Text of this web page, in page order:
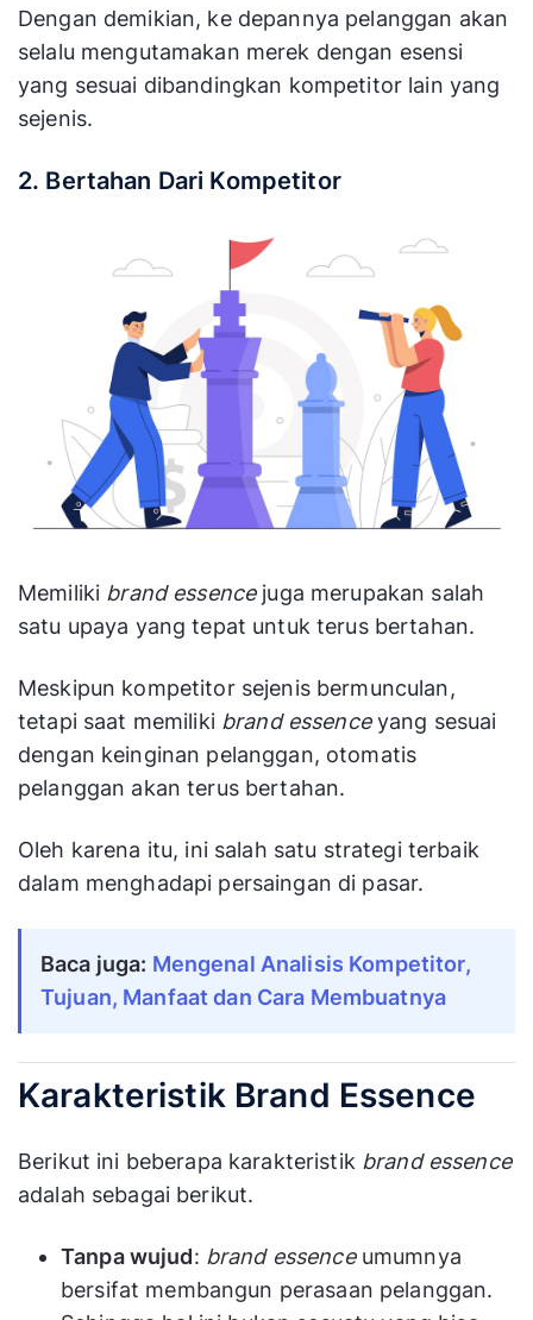
Dengan demikian, ke depannya pelanggan akan
selalu mengutamakan merek dengan esensi
yang sesuai dibandingkan kompetitor lain yang
sejenis.
2. Bertahan Dari Kompetitor
Memiliki brand essencejuga merupakan salah
satu upaya yang tepat untuk terus bertahan.
Meskipun kompetitor sejenis bermunculan,
tetapi saat memiliki brand essenceyang sesuai
dengan keinginan pelanggan, otomatis
pelanggan akan terus bertahan.
Oleh karena itu, ini salah satu strategi terbaik
dalam menghadapi persaingan di pasar.
Baca juga: Mengenal Analisis Kompetitor,
Tujuan, Manfaat dan Cara Membuatnya
Karakteristik Brand Essence
Berikut ini beberapa karakteristik brand essence
adalah sebagai berikut.
Tanpa wujud: brand essenceumumnya
bersifat membangun perasaan pelanggan.